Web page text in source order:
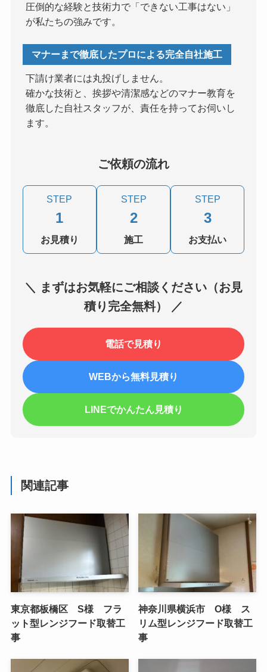
圧倒的な経験と技術力で「できない工事はない」
が私たちの強みです。
マナーまで徹底したプロによる完全自社施工
下請け業者には丸投げしません。
確かな技術と、挨拶や清潔感などのマナー教育を
徹底した自社スタッフが、責任を持ってお伺いし
ます。
ご依頼の流れ
STEP
1
お見積り
STEP
2
施工
STEP
3
お支払い
＼ まずはお気軽にご相談ください（お見
積り完全無料） ／
電話で見積り
WEBから無料見積り
LINEでかんたん見積り
関連記事
東京都板橋区 S様 フラ
ット型レンジフード取替工
事
神奈川県横浜市 O様 ス
リム型レンジフード取替工
事